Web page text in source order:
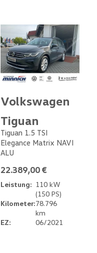
Volkswagen
Tiguan
Tiguan 1.5 TSI
Elegance Matrix NAVI
ALU
22.389,00 €
Leistung: 110 kW
(150 PS)
Kilometer:78.796
km
EZ:
06/2021